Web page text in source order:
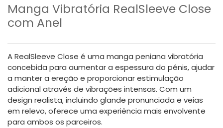
Manga Vibratória RealSleeve Close
com Anel
A RealSleeve Close é uma manga peniana vibratória
concebida para aumentar a espessura do pénis, ajudar
a manter a ereção e proporcionar estimulação
adicional através de vibrações intensas. Com um
design realista, incluindo glande pronunciada e veias
em relevo, oferece uma experiência mais envolvente
para ambos os parceiros.